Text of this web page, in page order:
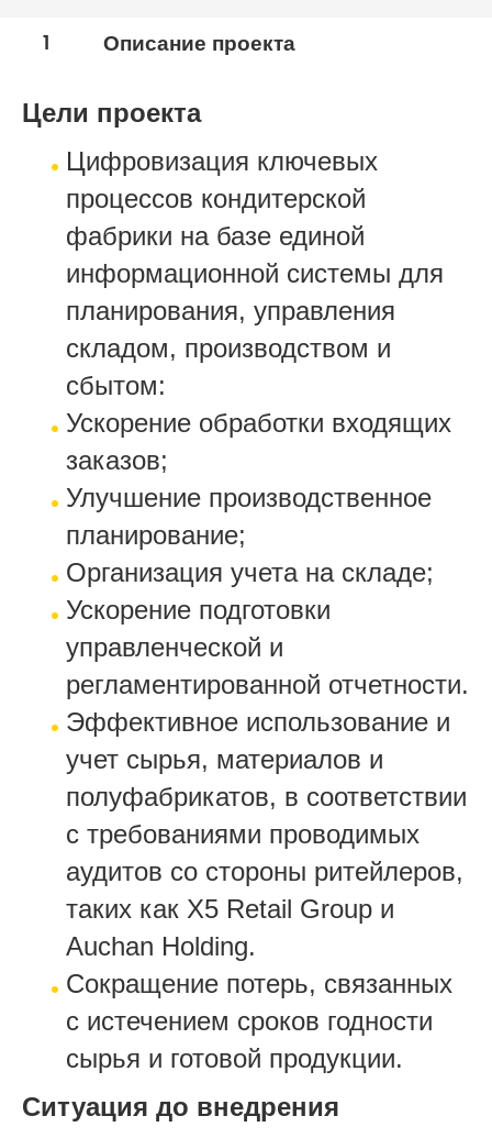
1 Описание проекта
Цели проекта
Цифровизация ключевых
процессов кондитерской
фабрики на базе единой
информационной системы для
планирования, управления
складом, производством и
сбытом:
Ускорение обработки входящих
заказов;
Улучшение производственное
планирование;
Организация учета на складе;
Ускорение подготовки
управленческой и
регламентированной отчетности.
Эффективное использование и
учет сырья, материалов и
полуфабрикатов, в соответствии
с требованиями проводимых
аудитов со стороны ритейлеров,
таких как X5 Retail Group и
Auchan Holding.
Сокращение потерь, связанных
с истечением сроков годности
сырья и готовой продукции.
Ситуация до внедрения